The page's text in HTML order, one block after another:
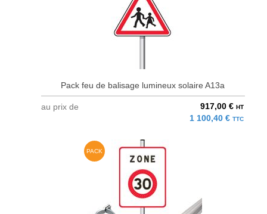
Pack feu de balisage lumineux solaire A13a
au prix de 917,00 € HT
1 100,40 € TTC
PACK